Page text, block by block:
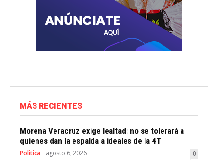
MÁS RECIENTES
Morena Veracruz exige lealtad: no se tolerará a
quienes dan la espalda a ideales de la 4T
Politica agosto 6, 2026 0